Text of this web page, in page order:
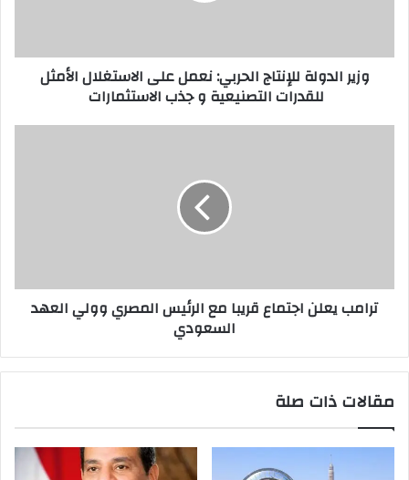
وزير الدولة للإنتاج الحربي: نعمل على الاستغلال الأمثل
للقدرات التصنيعية و جذب الاستثمارات
ترامب يعلن اجتماع قريبا مع الرئيس المصري وولي العهد
السعودي
مقالات ذات صلة